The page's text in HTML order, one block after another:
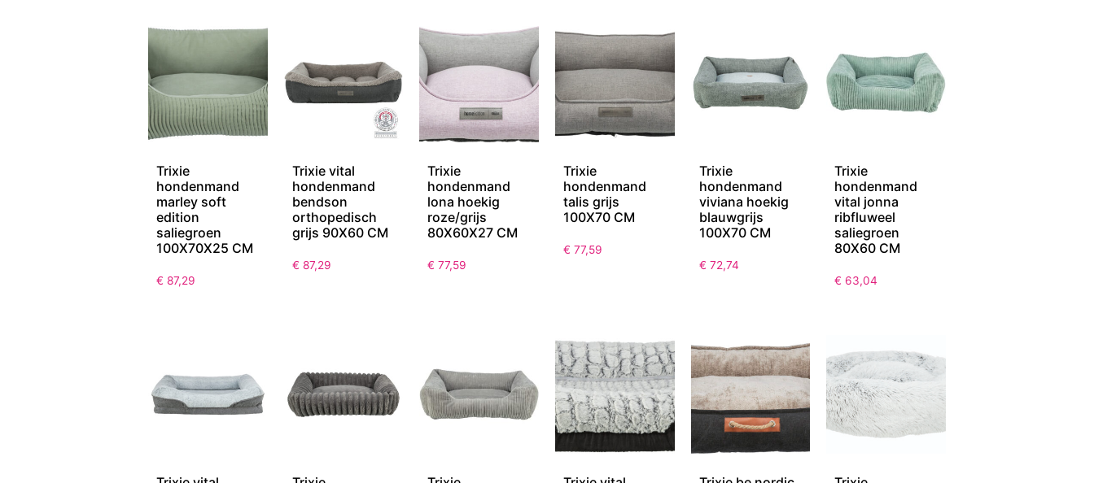
Trixie
hondenmand
marley soft
edition
saliegroen
100X70X25 CM
€ 87,29
Trixie vital
hondenmand
bendson
orthopedisch
grijs 90X60 CM
€ 87,29
Trixie
hondenmand
lona hoekig
roze/grijs
80X60X27 CM
€ 77,59
Trixie
hondenmand
talis grijs
100X70 CM
€ 77,59
Trixie
hondenmand
viviana hoekig
blauwgrijs
100X70 CM
€ 72,74
Trixie
hondenmand
vital jonna
ribfluweel
saliegroen
80X60 CM
€ 63,04